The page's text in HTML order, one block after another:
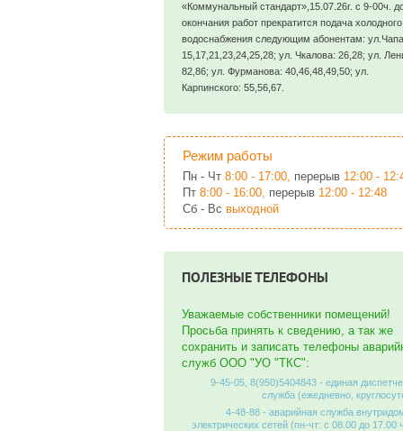
«Коммунальный стандарт»,15.07.26г. с 9-00ч.
окончания работ прекратится подача холодного
водоснабжения следующим абонентам:
15,17,21,23,24,25,28; ул. Чкалова: 26,28; ул.
82,86; ул. Фурманова: 40,46,48,49,50; ул.
Карпинского: 55,56,67.
Режим работы
Пн - Чт 8:00 - 17:00, перерыв 12:00 -
Пт 8:00 - 16:00, перерыв 12:00 - 12:48
Сб - Вс выходной
ПОЛЕЗНЫЕ ТЕЛЕФОНЫ
Уважаемые собственники помещений!
Просьба принять к сведению, а так же
сохранить и записать телефоны
служб ООО "УО "ТКС":
9-45-05, 8(950)5404843 - единая
служба (ежедневно,
4-48-88 - аварийная служба
электрических сетей (пн-чт: с 08.00 до 17.00